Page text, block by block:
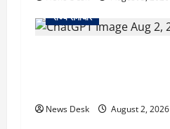
राज्य समाचार
News Desk August 2, 2026